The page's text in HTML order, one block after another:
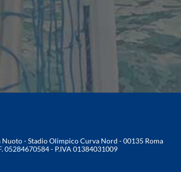
- Stadio Olimpico Curva Nord - 00135 Roma
05284670584 - P.IVA 01384031009